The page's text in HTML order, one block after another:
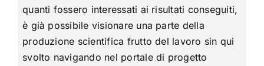
quanti fossero interessati ai risultati conseguiti,
è già possibile visionare una parte della
produzione scientifica frutto del lavoro sin qui
svolto navigando nel portale di progetto